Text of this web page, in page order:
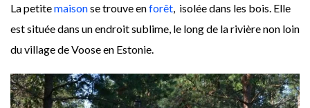
La petitemaisonse trouve enforêt, isolée dans les bois. Elle
est située dans un endroit sublime, le long de la rivière non loin
du village de Voose en Estonie.